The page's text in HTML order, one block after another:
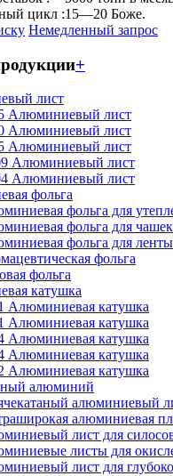
цикл :15—20 Боже.
Немедленный запрос
+
лист
Алюминиевый лист
Алюминиевый лист
Алюминиевый лист
Алюминиевый лист
Алюминиевый лист
фольга
фольга для
фольга для
фольга для ленты
фольга
фольга
катушка
Алюминиевая катушка
Алюминиевая катушка
Алюминиевая катушка
Алюминиевая катушка
Алюминиевая катушка
алюминий
алюминиевый
алюминиевая
лист для
листы для
лист для